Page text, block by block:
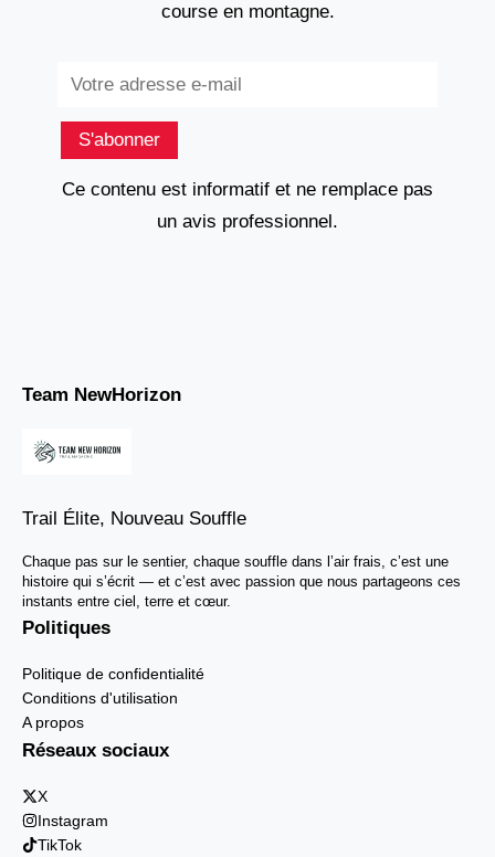
course en montagne.
S'abonner
Ce contenu est informatif et ne remplace pas
un avis professionnel.
Team NewHorizon
Trail Élite, Nouveau Souffle
Chaque pas sur le sentier, chaque souffle dans l’air frais, c’est une
histoire qui s’écrit — et c’est avec passion que nous partageons ces
instants entre ciel, terre et cœur.
Politiques
Politique de confidentialité
Conditions d'utilisation
A propos
Réseaux sociaux
X
Instagram
TikTok